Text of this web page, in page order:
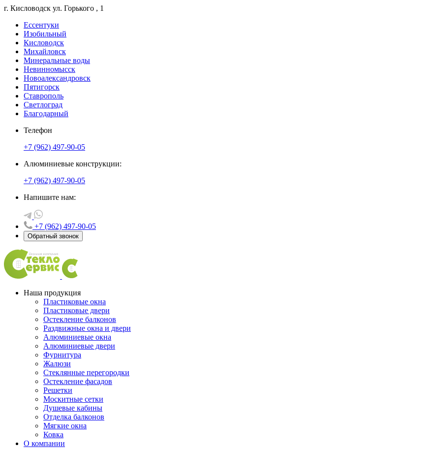
г. Кисловодск ул. Горького , 1
Ессентуки
Изобильный
Кисловодск
Михайловск
Минеральные воды
Невинномысск
Новоалександровск
Пятигорск
Ставрополь
Светлоград
Благодарный
Телефон
+7 (962) 497-90-05
Алюминиевые конструкции:
+7 (962) 497-90-05
Напишите нам:
+7 (962) 497-90-05
Обратный звонок
Наша продукция
Пластиковые окна
Пластиковые двери
Остекление балконов
Раздвижные окна и двери
Алюминиевые окна
Алюминиевые двери
Фурнитура
Жалюзи
Стеклянные перегородки
Остекление фасадов
Решетки
Москитные сетки
Душевые кабины
Отделка балконов
Мягкие окна
Ковка
О компании